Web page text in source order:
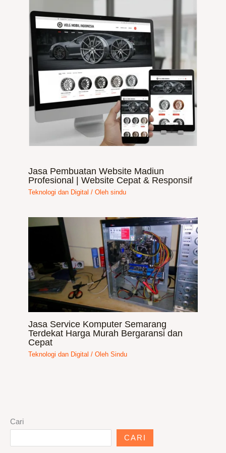
Jasa Pembuatan Website Madiun
Profesional | Website Cepat & Responsif
Teknologi dan Digital / Olehsindu
Jasa Service Komputer Semarang
Terdekat Harga Murah Bergaransi dan
Cepat
Teknologi dan Digital / OlehSindu
Cari
CARI